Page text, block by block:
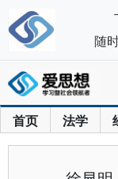
首页 法学
随